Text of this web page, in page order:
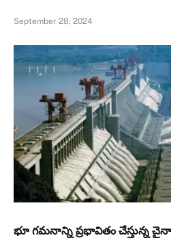
September 28, 2024
భూ గమనాన్ని ప్రభావితం చేస్తున్న